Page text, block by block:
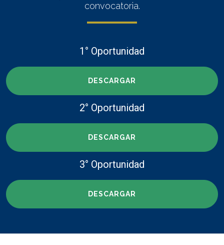
convocatoria.
1° Oportunidad
DESCARGAR
2° Oportunidad
DESCARGAR
3° Oportunidad
DESCARGAR